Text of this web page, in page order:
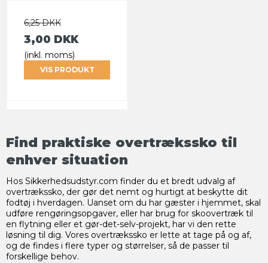
6,25 DKK
3,00 DKK
(inkl. moms)
VIS PRODUKT
Find praktiske overtrækssko til
enhver situation
Hos Sikkerhedsudstyr.com finder du et bredt udvalg af
overtrækssko, der gør det nemt og hurtigt at beskytte dit
fodtøj i hverdagen. Uanset om du har gæster i hjemmet, skal
udføre rengøringsopgaver, eller har brug for skoovertræk til
en flytning eller et gør-det-selv-projekt, har vi den rette
løsning til dig. Vores overtrækssko er lette at tage på og af,
og de findes i flere typer og størrelser, så de passer til
forskellige behov.